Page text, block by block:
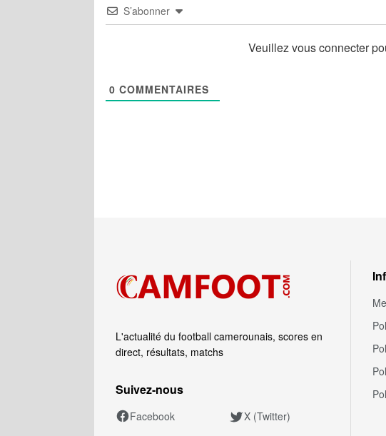
S’abonner
Veuillez vous connecter
0 COMMENTAIRES
L'actualité du football camerounais, scores en
direct, résultats, matchs
Suivez‑nous
Facebook X (Twitter)